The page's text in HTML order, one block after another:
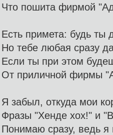
Что пошита фирмой
Есть примета: будь ты
Но тебе любая сразу
Если ты при этом
От приличной фирмы
Я забыл, откуда мои
Фразы "Хенде хох!" и
Понимаю сразу, ведь